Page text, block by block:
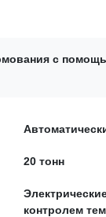
с
20 тонн
контролем